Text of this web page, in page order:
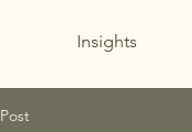
Insights
Post